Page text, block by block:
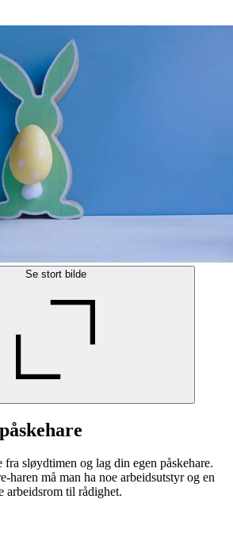
Se stort bilde
sløydtimen og lag din egen påskehare.
haren må man ha noe arbeidsutstyr og en
arbeidsrom til rådighet.